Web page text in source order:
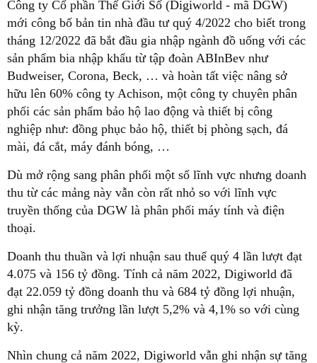
Công ty Cổ phần Thế Giới Số (Digiworld - mã DGW)
mới công bố bản tin nhà đầu tư quý 4/2022 cho biết trong
tháng 12/2022 đã bắt đầu gia nhập ngành đồ uống với các
sản phẩm bia nhập khẩu từ tập đoàn ABInBev như
Budweiser, Corona, Beck, … và hoàn tất việc nâng sở
hữu lên 60% công ty Achison, một công ty chuyên phân
phối các sản phẩm bảo hộ lao động và thiết bị công
nghiệp như: đồng phục bảo hộ, thiết bị phòng sạch, đá
mài, đá cắt, máy đánh bóng, …
Dù mở rộng sang phân phối một số lĩnh vực nhưng doanh
thu từ các mảng này vẫn còn rất nhỏ so với lĩnh vực
truyền thống của DGW là phân phối máy tính và điện
thoại.
Doanh thu thuần và lợi nhuận sau thuế quý 4 lần lượt đạt
4.075 và 156 tỷ đồng. Tính cả năm 2022, Digiworld đã
đạt 22.059 tỷ đồng doanh thu và 684 tỷ đồng lợi nhuận,
ghi nhận tăng trưởng lần lượt 5,2% và 4,1% so với cùng
kỳ.
Nhìn chung cả năm 2022, Digiworld vẫn ghi nhận sự tăng